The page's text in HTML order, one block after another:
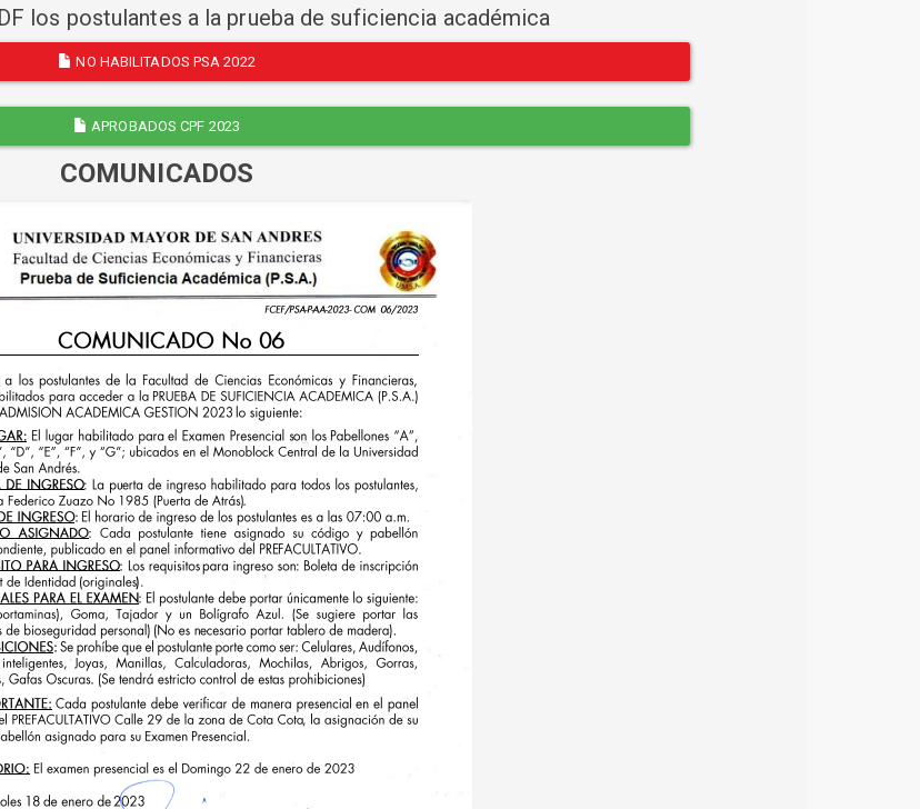
los postulantes a la prueba de suficiencia académica
NO HABILITADOS PSA 2022
APROBADOS CPF 2023
COMUNICADOS